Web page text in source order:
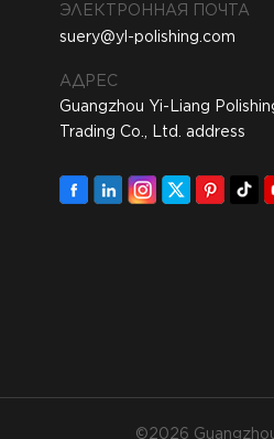
ЭЛЕКТРОННАЯ ПОЧТА
suery@yl-polishing.com
АДРЕС
Guangzhou Yi-Liang
Trading Co., Ltd. address
©2026